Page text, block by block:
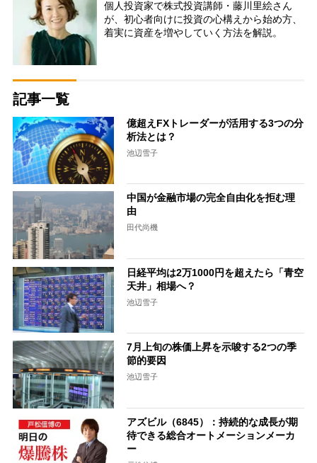
個人投資家で株式投資講師・藤川里絵さん
が、初心者向けに投資の心構えから始め方、
着実に資産を増やしていく方法を解説。
記事一覧
億超えFXトレーダーが活用する3つの分
析法とは？
池辺雪子
中国が金融市場の完全自由化を拒む理
由
田代尚機
日経平均は2万1000円を超えたら「青空
天井」相場へ？
池辺雪子
7月上旬の株価上昇を示唆する2つの季
節的要因
池辺雪子
アズビル（6845）：持続的な成長が期
待できる総合オートメーションメーカ
ー